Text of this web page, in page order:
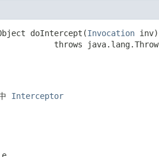
doIntercept(Invocation inv)
throws
Interceptor